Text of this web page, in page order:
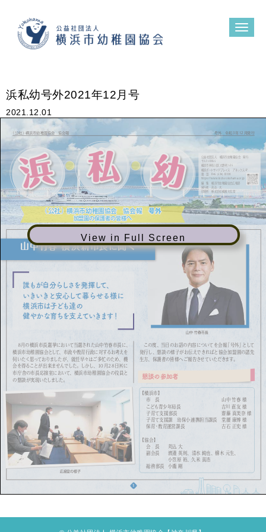
N
a
浜私幼号外2021年12月号
2021.12.01
View in Full Screen
1
˟221☩
ԣ඿ࢢਆಸ઒۠େ໺ொ1☩2
ిɹ࿩ɹ4ʢ34ʣ
ɹେࠐןऀɹߦൃ
ҹ࡮ॴɹגࣜձࣾԣᖛେؾಊ
（公社）横浜市幼稚園協会 協会報
（公社）横浜市幼稚園協会 協会報号外
号外
加盟園の保護者の皆様へ
加盟園の保護者の皆様へ
（公社）横浜市幼稚園協会 協会報号外
加盟園の保護者の皆様へ
山中竹春 横浜新市長に聞く
８月の横浜市長選挙において当選された山中竹春市長に、
横浜市幼稚園協会として、市政や教育行政に対するお考えを
伺いたく思っておりましたが、就任早々はご多忙のため、機
会を得ることが出来ませんでした。しかし、10月28日(木)に
市庁舎の市長応接室において、横浜市幼稚園協会の役員と
の懇談が実現いたしました。
この度、当日のお話の内容についてを会報『号外』として
発行し、懇談の様子がお伝えできればと協会加盟園の諸先
生方、保護者の皆様へご報告させていただきます。
懇談の参加者
懇談の参加者
誰もが自分らしさを発揮して、
いきいきと安心して暮らせる様に
横浜市は子ども達の
健やかな育ちを支えていきます！
【横浜市】
市 長
山中 竹春 様
こども青少年局長
吉川 直友 様
子育て支援部長
齋藤 真美奈 様
子育て支援課 幼保小連携担当課長 堂腰 康博 様
保育・教育運営課長
古石 正史 様
【協会】
会 長 苅込 大
副会長 渡邉 英則、清水 純也、檮木 元生、
小笠原 裕、久米 真浩
総務部長 小瀧 剛
山中 竹春市長
応接室の様子